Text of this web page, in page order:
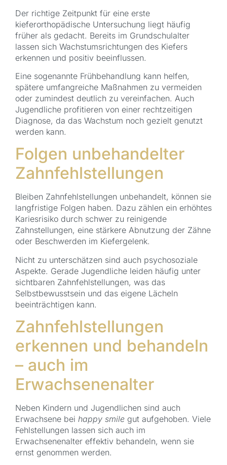
Der richtige Zeitpunkt für eine erste
kieferorthopädische Untersuchung liegt häufig
früher als gedacht. Bereits im Grundschulalter
lassen sich Wachstumsrichtungen des Kiefers
erkennen und positiv beeinflussen.
Eine sogenannte Frühbehandlung kann helfen,
spätere umfangreiche Maßnahmen zu vermeiden
oder zumindest deutlich zu vereinfachen. Auch
Jugendliche profitieren von einer rechtzeitigen
Diagnose, da das Wachstum noch gezielt genutzt
werden kann.
Folgen unbehandelter
Zahnfehlstellungen
Bleiben Zahnfehlstellungen unbehandelt, können sie
langfristige Folgen haben. Dazu zählen ein erhöhtes
Kariesrisiko durch schwer zu reinigende
Zahnstellungen, eine stärkere Abnutzung der Zähne
oder Beschwerden im Kiefergelenk.
Nicht zu unterschätzen sind auch psychosoziale
Aspekte. Gerade Jugendliche leiden häufig unter
sichtbaren Zahnfehlstellungen, was das
Selbstbewusstsein und das eigene Lächeln
beeinträchtigen kann.
Zahnfehlstellungen
erkennen und behandeln
– auch im
Erwachsenenalter
Neben Kindern und Jugendlichen sind auch
Erwachsene bei happy smile gut aufgehoben. Viele
Fehlstellungen lassen sich auch im
Erwachsenenalter effektiv behandeln, wenn sie
ernst genommen werden.